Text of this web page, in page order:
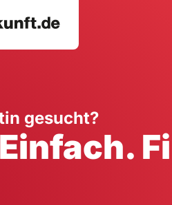
Handwerk
Dienstleistung
gesucht?